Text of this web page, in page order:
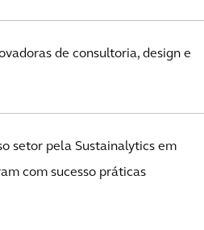
de consultoria, design e
setor pela Sustainalytics em
com sucesso práticas